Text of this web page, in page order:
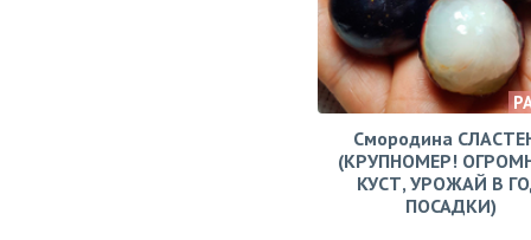
Смородина
(КРУПНОМЕР!
КУСТ, УРОЖАЙ В
ПОСАДКИ)